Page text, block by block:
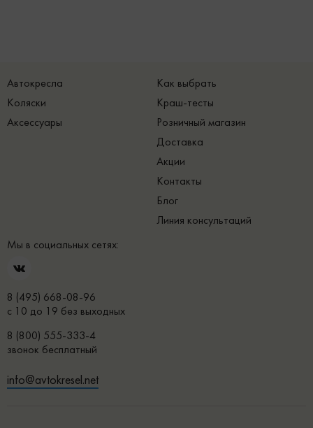
Автокресла
Коляски
Аксессуары
Как выбрать
Краш-тесты
Розничный магазин
Доставка
Акции
Контакты
Блог
Линия консультаций
Мы в социальных сетях:
8 (495) 668-08-96
с 10 до 19 без выходных
8 (800) 555-333-4
звонок бесплатный
info@avtokresel.net